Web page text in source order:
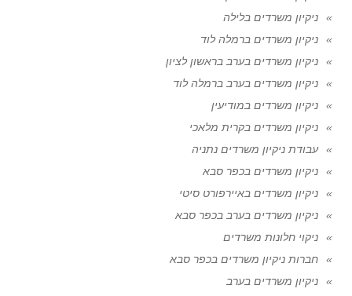
ניקיון משרדים בלילה
ניקיון משרדים ברמלה לוד
ניקיון משרדים בערב בראשון לציון
ניקיון משרדים בערב ברמלה לוד
ניקיון משרדים במודיעין
ניקיון משרדים בקרית מלאכי
עבודת ניקיון משרדים נתניה
ניקיון משרדים בכפר סבא
ניקיון משרדים באיירפורט סיטי
ניקיון משרדים בערב בכפר סבא
ניקוי חלונות משרדים
חברות ניקיון משרדים בכפר סבא
ניקיון משרדים בערב